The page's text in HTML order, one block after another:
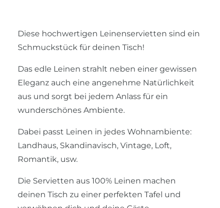
Diese hochwertigen Leinenservietten sind ein
Schmuckstück für deinen Tisch!
Das edle Leinen strahlt neben einer gewissen
Eleganz auch eine angenehme Natürlichkeit
aus und sorgt bei jedem Anlass für ein
wunderschönes Ambiente.
Dabei passt Leinen in jedes Wohnambiente:
Landhaus, Skandinavisch, Vintage, Loft,
Romantik, usw.
Die Servietten aus 100% Leinen machen
deinen Tisch zu einer perfekten Tafel und